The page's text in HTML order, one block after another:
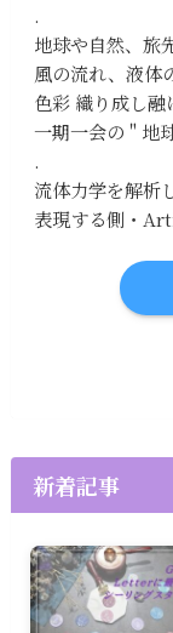
.
地球や自然、旅
風の流れ、液体
色彩 織り成し融
一期一会の " 地
.
流体力学を解析
表現する側・
新着記事